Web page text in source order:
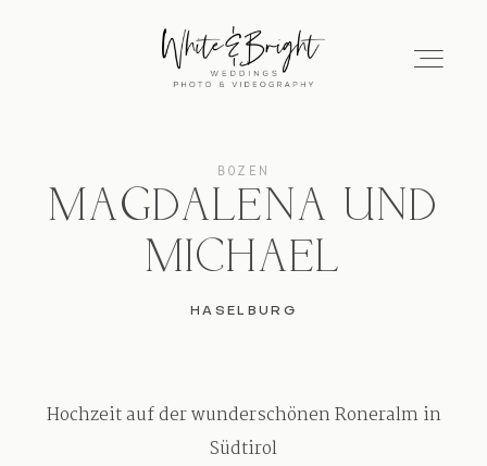
Portfolio
Wedding Video
Blog
Testimonials
BOZEN
MAGDALENA UND
MICHAEL
HASELBURG
Hochzeit auf der wunderschönen Roneralm in
Südtirol